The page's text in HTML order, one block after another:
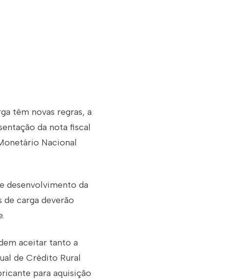
têm novas regras, a
da nota fiscal
Nacional
desenvolvimento da
carga deverão
aceitar tanto a
de Crédito Rural
para aquisição